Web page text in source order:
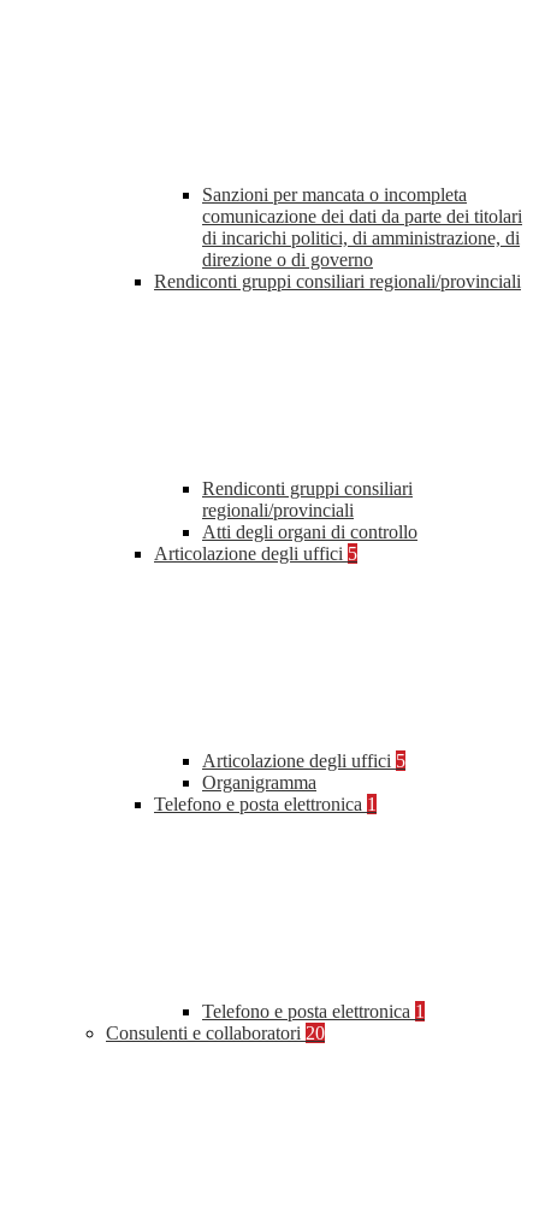
Sanzioni per mancata o incompleta
comunicazione dei dati da parte dei titolari
di incarichi politici, di amministrazione, di
direzione o di governo
Rendiconti gruppi consiliari regionali/provinciali
Rendiconti gruppi consiliari
regionali/provinciali
Atti degli organi di controllo
Articolazione degli uffici 5
Articolazione degli uffici 5
Organigramma
Telefono e posta elettronica 1
Telefono e posta elettronica 1
Consulenti e collaboratori 20